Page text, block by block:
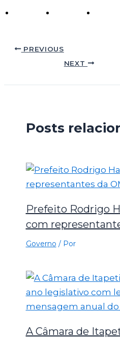
PREVIOUS
NEXT
Posts
Prefeito Rodrigo
com
Governo / Por
A Câmara de